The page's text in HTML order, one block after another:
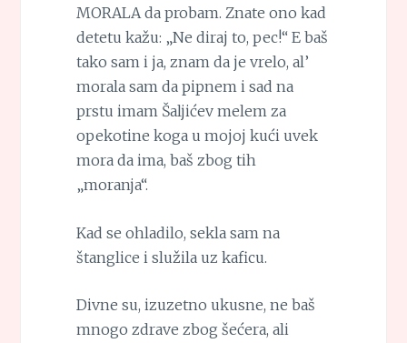
MORALA da probam. Znate ono kad
detetu kažu: „Ne diraj to, pec!“ E baš
tako sam i ja, znam da je vrelo, al’
morala sam da pipnem i sad na
prstu imam Šaljićev melem za
opekotine koga u mojoj kući uvek
mora da ima, baš zbog tih
„moranja“.
Kad se ohladilo, sekla sam na
štanglice i služila uz kaficu.
Divne su, izuzetno ukusne, ne baš
mnogo zdrave zbog šećera, ali